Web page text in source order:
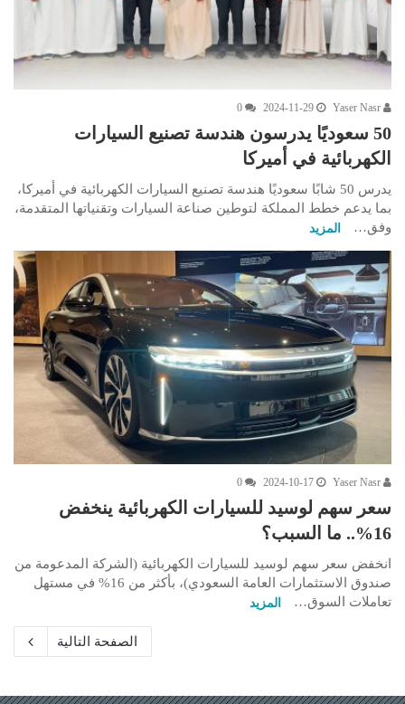
2024-11-29
0
50 سعوديًا يدرسون هندسة تصنيع السيارات
الكهربائية في أميركا
يدرس 50 شابًا سعوديًا هندسة تصنيع السيارات الكهربائية في أميركا،
بما يدعم خطط المملكة لتوطين صناعة السيارات وتقنياتها المتقدمة،
وفق…
المزيد
2024-10-17
0
سعر سهم لوسيد للسيارات الكهربائية ينخفض
16%.. ما السبب؟
انخفض سعر سهم لوسيد للسيارات الكهربائية (الشركة المدعومة من
صندوق الاستثمارات العامة السعودي)، بأكثر من 16% في مستهل
تعاملات السوق…
المزيد
الصفحة التالية